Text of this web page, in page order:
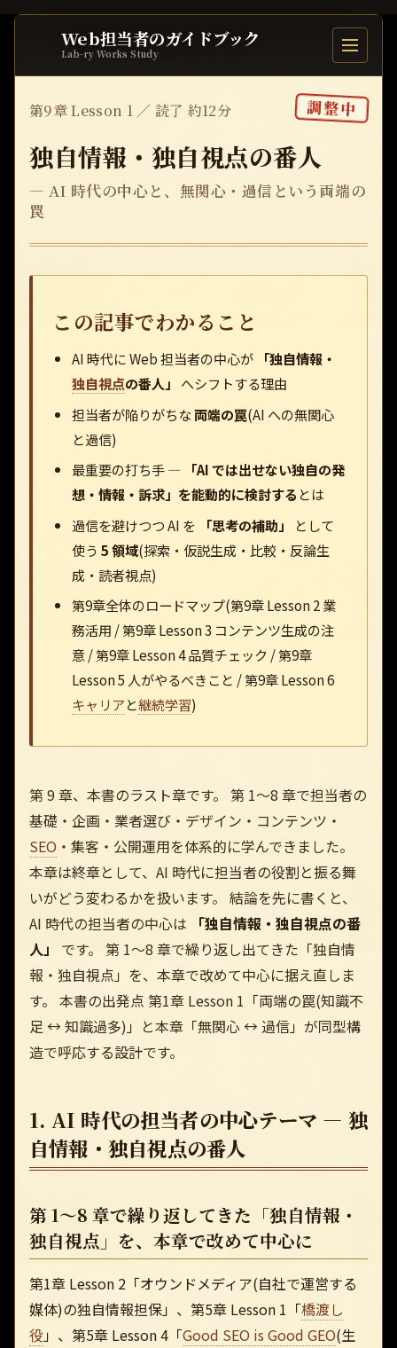
Web担当者のガイドブック
Lab-ry Works Study 目次を開
調整中
第9章 Lesson 1 ／ 読了 約12分
独自情報・独自視点の番人
— AI 時代の中心と、無関心・過信という両端の
罠
この記事でわかること
AI 時代に Web 担当者の中心が 「独自情報・
独自視点の番人」 へシフトする理由
担当者が陥りがちな両端の罠(AI への無関心
と過信)
最重要の打ち手 —
「AI では出せない独自の発
想・情報・訴求」を能動的に検討する とは
過信を避けつつ AI を
「思考の補助」
として
使う 5 領域(探索・仮説生成・比較・反論生
成・読者視点)
第9章全体のロードマップ(第9章 Lesson 2 業
務活用 / 第9章 Lesson 3 コンテンツ生成の注
意 / 第9章 Lesson 4 品質チェック / 第9章
Lesson 5 人がやるべきこと / 第9章 Lesson 6
キャリアと継続学習)
第 9 章、本書のラスト章です。 第 1〜8 章で担当者の
基礎・企画・業者選び・デザイン・コンテンツ・
SEO ・集客・公開運用を体系的に学んできました。
本章は終章として、AI 時代に担当者の役割と振る舞
いがどう変わるかを扱います。 結論を先に書くと、
AI 時代の担当者の中心は
「独自情報・独自視点の番
人」
です。 第 1〜8 章で繰り返し出てきた「独自情
報・独自視点」を、本章で改めて中心に据え直しま
す。 本書の出発点 第1章 Lesson 1「両端の罠(知識不
足 ↔ 知識過多)」と本章「無関心 ↔ 過信」が同型構
造で呼応する設計です。
1. AI 時代の担当者の中心テーマ — 独
自情報・独自視点の番人
第 1〜8 章で繰り返してきた「独自情報・
独自視点」を、本章で改めて中心に
第1章 Lesson 2「オウンドメディア(自社で運営する
媒体)の独自情報担保」、第5章 Lesson 1「橋渡し
役」、第5章 Lesson 4「Good SEO is Good GEO(生